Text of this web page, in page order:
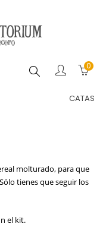
Buscar 0
CATAS
molturado, para que
tienes que seguir los
el kit.